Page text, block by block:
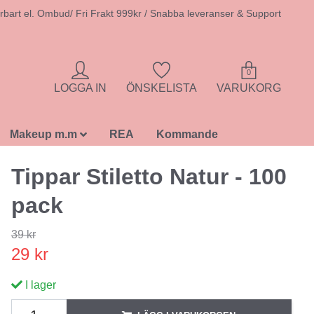
el. Ombud/ Fri Frakt 999kr / Snabba leveranser & Support
LOGGA IN ÖNSKELISTA
0
VARUKORG
Makeup m.m REA Kommande
Tippar Stiletto Natur - 100
pack
39 kr
29 kr
I lager